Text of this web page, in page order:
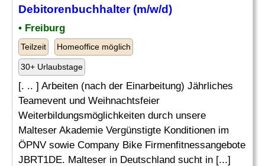
Debitorenbuchhalter(m/w/d)
• Freiburg
Teilzeit Homeoffice möglich
30+ Urlaubstage
[. .. ] Arbeiten (nach der Einarbeitung) Jährliches
Teamevent und Weihnachtsfeier
Weiterbildungsmöglichkeiten durch unsere
Malteser Akademie Vergünstigte Konditionen im
ÖPNV sowie Company Bike Firmenfitnessangebote
JBRT1DE. Malteser in Deutschland sucht in [...]